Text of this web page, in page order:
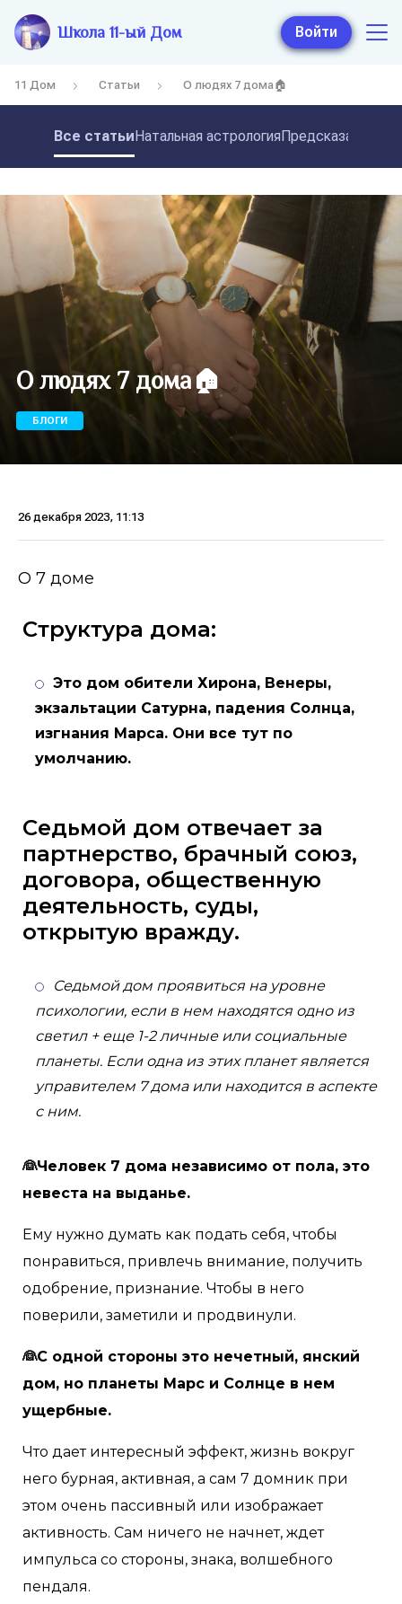
Школа 11-ый Дом Войти
11 Дом Статьи О людях 7 дома🏠
Все статьиНатальная астрология
О людях 7 дома🏠
БЛОГИ
26 декабря 2023, 11:13
О 7 доме
Структура дома:
Это дом обители Хирона, Венеры,
экзальтации Сатурна, падения Солнца,
изгнания Марса. Они все тут по
умолчанию.
Седьмой дом отвечает за
партнерство, брачный союз,
договора, общественную
деятельность, суды,
открытую вражду.
Седьмой дом проявиться на уровне
психологии, если в нем находятся одно из
светил + еще 1-2 личные или социальные
планеты. Если одна из этих планет является
управителем 7 дома или находится в аспекте
с ним.
👰Человек 7 дома независимо от пола, это
невеста на выданье.
Ему нужно думать как подать себя, чтобы
понравиться, привлечь внимание, получить
одобрение, признание. Чтобы в него
поверили, заметили и продвинули.
👰С одной стороны это нечетный, янский
дом, но планеты Марс и Солнце в нем
ущербные.
Что дает интересный эффект, жизнь вокруг
него бурная, активная, а сам 7 домник при
этом очень пассивный или изображает
активность. Сам ничего не начнет, ждет
импульса со стороны, знака, волшебного
пендаля.